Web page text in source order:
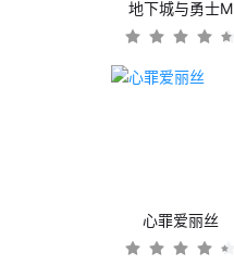
地下城与勇士M
心罪爱丽丝